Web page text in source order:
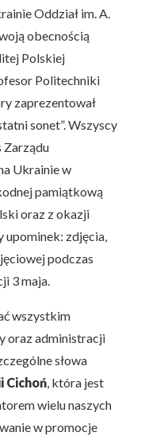
Oddział im. A.
obecnością
Polskiej
Politechniki
zaprezentował
sonet”. Wszyscy
Zarządu
Ukrainie w
pamiątkową
oraz z okazji
zdjęcia,
podczas
3 maja.
wszystkim
oraz administracji
słowa
Cichoń , która jest
wielu naszych
w promocje